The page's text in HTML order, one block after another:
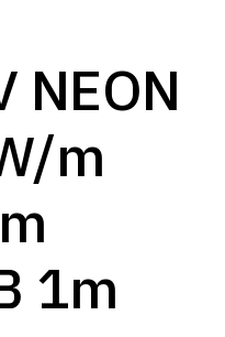
NEON
m
1m